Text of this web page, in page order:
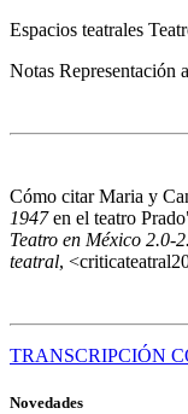
Espacios teatrales
Notas Representación
Cómo citarMaria y
1947en el teatro
Teatro en México 2.0-
teatral,
TRANSCRIPCIÓN
Novedades